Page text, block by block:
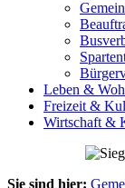
Leben &
Freizeit &
Wirtschaft &
Sie sind hier: